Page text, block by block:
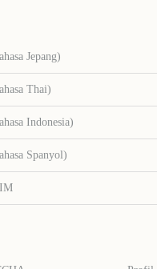
Jepang)
Thai)
Indonesia)
Spanyol)